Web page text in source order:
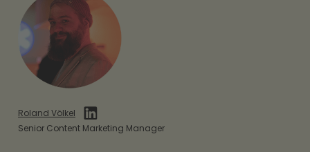
Roland Völkel
Senior Content Marketing Manager